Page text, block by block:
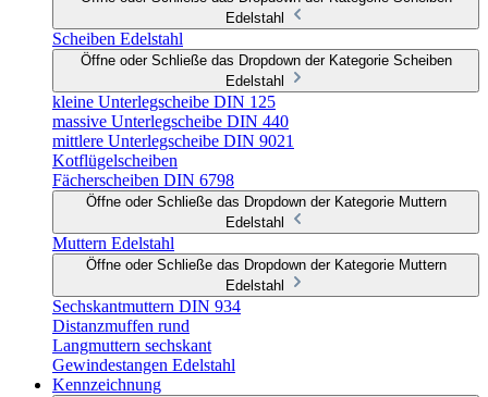
Edelstahl
Scheiben Edelstahl
Öffne oder Schließe das Dropdown der Kategorie Scheiben
Edelstahl
kleine Unterlegscheibe DIN 125
massive Unterlegscheibe DIN 440
mittlere Unterlegscheibe DIN 9021
Kotflügelscheiben
Fächerscheiben DIN 6798
Öffne oder Schließe das Dropdown der Kategorie Muttern
Edelstahl
Muttern Edelstahl
Öffne oder Schließe das Dropdown der Kategorie Muttern
Edelstahl
Sechskantmuttern DIN 934
Distanzmuffen rund
Langmuttern sechskant
Gewindestangen Edelstahl
Kennzeichnung